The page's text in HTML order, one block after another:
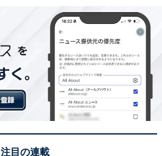
注目の連載